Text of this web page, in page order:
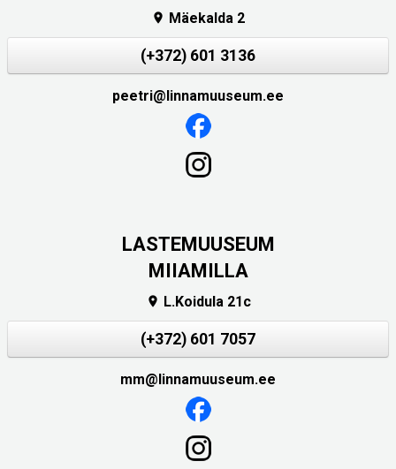
 Mäekalda 2
(+372) 601 3136
peetri@linnamuuseum.ee
LASTEMUUSEUM
MIIAMILLA
 L.Koidula 21c
(+372) 601 7057
mm@linnamuuseum.ee